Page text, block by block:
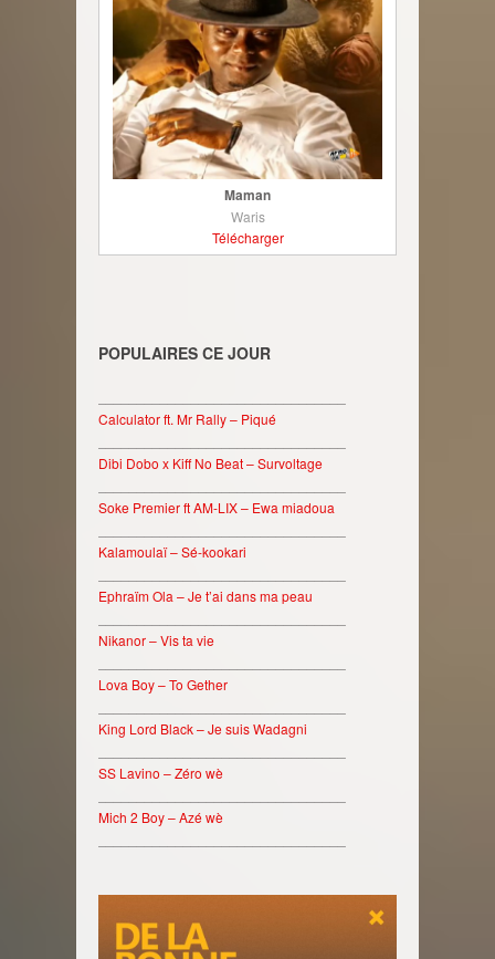
Maman
Waris
Télécharger
POPULAIRES CE JOUR
Calculator ft. Mr Rally – Piqué
Dibi Dobo x Kiff No Beat – Survoltage
Soke Premier ft AM-LIX – Ewa miadoua
Kalamoulaï – Sé-kookari
Ephraïm Ola – Je t’ai dans ma peau
Nikanor – Vis ta vie
Lova Boy – To Gether
King Lord Black – Je suis Wadagni
SS Lavino – Zéro wè
Mich 2 Boy – Azé wè